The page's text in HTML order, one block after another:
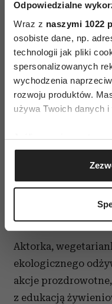
Odpowiedzialne
Wraz z naszymi 1022
osobiste dane, np.
technologii jak pliki
spersonalizowanych
wychodzenia
rozwoju produktów.
używa Twoich danych
Jeśli wyrazisz na to
Gromadzić
geograficznej z
Identyfikować
(fingerprinting,
dane są przetwarzane
sekcji szczegółów
.
zmienić lub wycofać
Wykorzystujemy pliki
Monika
Aktorka,
ekologicznego
akcje
z edukacją